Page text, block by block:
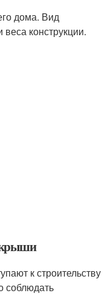
дома. Вид
конструкции.
крыши
к строительству
соблюдать